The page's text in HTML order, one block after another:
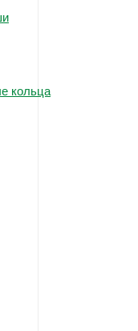
кольца